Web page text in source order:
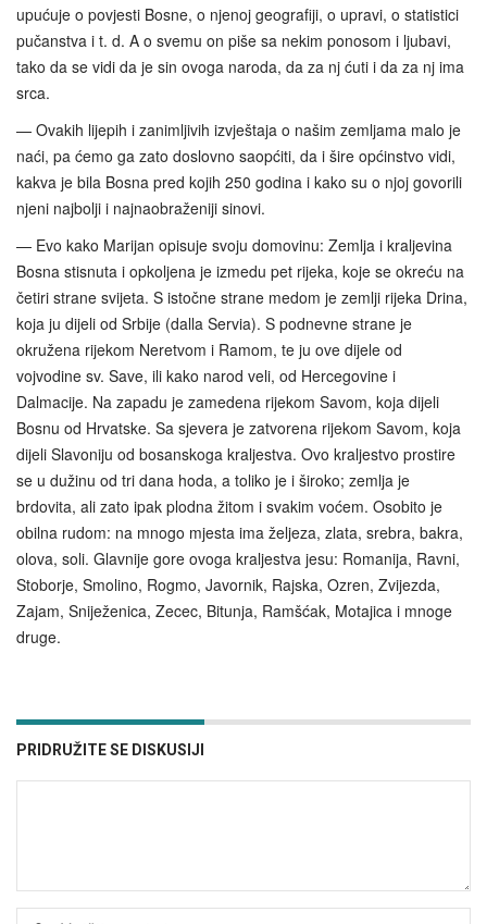
upućuje o povjesti Bosne, o njenoj geografiji, o upravi, o statistici
pučanstva i t. d. A o svemu on piše sa nekim ponosom i ljubavi,
tako da se vidi da je sin ovoga naroda, da za nj ćuti i da za nj ima
srca.
— Ovakih lijepih i zanimljivih izvještaja o našim zemljama malo je
naći, pa ćemo ga zato doslovno saopćiti, da i šire općinstvo vidi,
kakva je bila Bosna pred kojih 250 godina i kako su o njoj govorili
njeni najbolji i najnaobraženiji sinovi.
— Evo kako Marijan opisuje svoju domovinu: Zemlja i kraljevina
Bosna stisnuta i opkoljena je izmedu pet rijeka, koje se okreću na
četiri strane svijeta. S istočne strane medom je zemlji rijeka Drina,
koja ju dijeli od Srbije (dalla Servia). S podnevne strane je
okružena rijekom Neretvom i Ramom, te ju ove dijele od
vojvodine sv. Save, ili kako narod veli, od Hercegovine i
Dalmacije. Na zapadu je zamedena rijekom Savom, koja dijeli
Bosnu od Hrvatske. Sa sjevera je zatvorena rijekom Savom, koja
dijeli Slavoniju od bosanskoga kraljestva. Ovo kraljestvo prostire
se u dužinu od tri dana hoda, a toliko je i široko; zemlja je
brdovita, ali zato ipak plodna žitom i svakim voćem. Osobito je
obilna rudom: na mnogo mjesta ima željeza, zlata, srebra, bakra,
olova, soli. Glavnije gore ovoga kraljestva jesu: Romanija, Ravni,
Stoborje, Smolino, Rogmo, Javornik, Rajska, Ozren, Zvijezda,
Zajam, Sniježenica, Zecec, Bitunja, Ramšćak, Motajica i mnoge
druge.
PRIDRUŽITE SE DISKUSIJI